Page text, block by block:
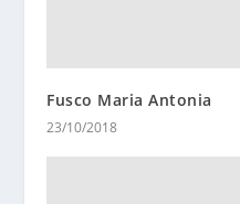
Fusco Maria Antonia
23/10/2018